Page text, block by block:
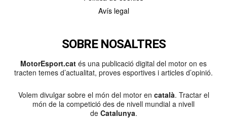
Avís legal
SOBRE NOSALTRES
MotorEsport.cat és una publicació digital del motor on es
tracten temes d’actualitat, proves esportives i articles d’opinió.
Volem divulgar sobre el món del motor en català. Tractar el
món de la competició des de nivell mundial a nivell
de Catalunya.